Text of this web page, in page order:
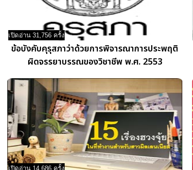
เปิดอ่าน 31,756 ครั้ง
ข้อบังคับคุรุสภาว่าด้วยการพิจารณาการประพฤติ
ผิดจรรยาบรรณของวิชาชีพ พ.ศ. 2553
เปิดอ่าน 14,686 ครั้ง